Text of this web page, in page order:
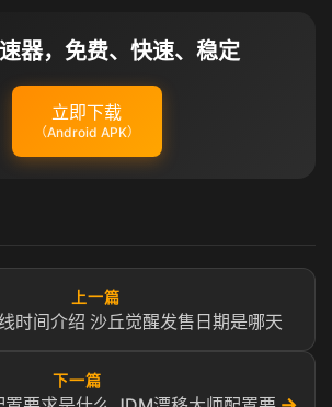
器，免费、快速、稳定
立即下载
（Android APK）
上一篇
时间介绍 沙丘觉醒发售日期是哪天
下一篇